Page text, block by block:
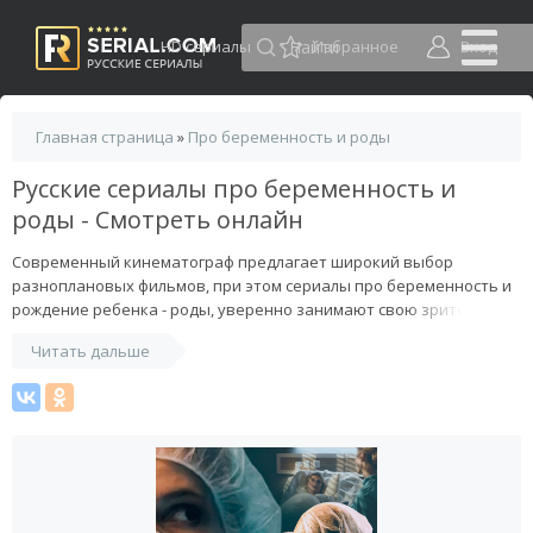
HD сериалы Избранное Вход
Главная страница » Про беременность и роды
Русские сериалы про беременность и
роды - Смотреть онлайн
Современный кинематограф предлагает широкий выбор
разноплановых фильмов, при этом сериалы про беременность и
рождение ребенка - роды, уверенно занимают свою зрительскую
волнующий момент для людей. Фильмы о подобных вещах
позволяют расслабиться, отдохнуть, с пользой провести досуг.
Просматривать их стоит вместе с любимым человеком, чтобы
о жизни, спланировать будущее. Можно увидеть варианты
решения собственных проблем подобной тематики. Смотреть
сериалы можно онлайн в любое время дома, в дороге или на
Читать дальше